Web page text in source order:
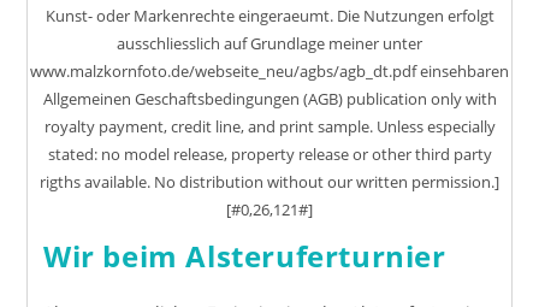
Kunst- oder Markenrechte eingeraeumt. Die Nutzungen erfolgt
ausschliesslich auf Grundlage meiner unter
www.malzkornfoto.de/webseite_neu/agbs/agb_dt.pdf einsehbaren
Allgemeinen Geschaftsbedingungen (AGB) publication only with
royalty payment, credit line, and print sample. Unless especially
stated: no model release, property release or other third party
rigths available. No distribution without our written permission.]
[#0,26,121#]
Wir beim Alsteruferturnier